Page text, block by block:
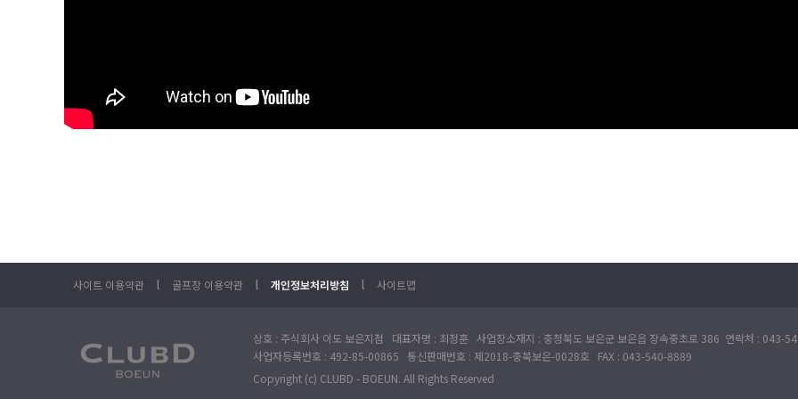
사이트 이용약관 l 골프장 이용약관 l 개인정보처리방침 l 사이트맵
상호 : 주식회사 이도 보은지점 대표자명 : 최정훈 사업장소재지 : 충청북도 보은군 보은읍 장속중초로 386 연락처 : 043-
사업자등록번호 : 492-85-00865 통신판매번호 : 제2018-충북보은-0028호 FAX : 043-540-8889
Copyright (c) CLUBD - BOEUN. All Rights Reserved